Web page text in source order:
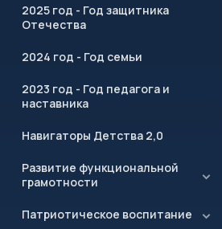
2025 год - Год защитника
Отечества
2024 год - Год семьи
2023 год - Год педагога и
наставника
Навигаторы Детства 2,0
Развитие функциональной
грамотности
Патриотическое воспитание